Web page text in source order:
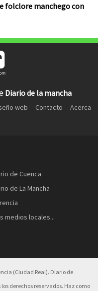
folclore manchego con
Diario de la mancha
web Contacto
Acerca
de Cuenca
de La Mancha
medios locales...
(Ciudad Real). Diario de
derechos reservados. Haz como